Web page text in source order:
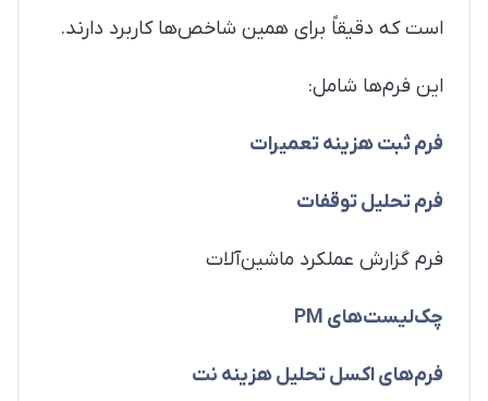
است که دقیقاً برای همین شاخص‌ها کاربرد دارند.
این فرم‌ها شامل:
فرم ثبت هزینه تعمیرات
فرم تحلیل توقفات
فرم گزارش عملکرد ماشین‌آلات
چک‌لیست‌های PM
فرم‌های اکسل تحلیل هزینه نت